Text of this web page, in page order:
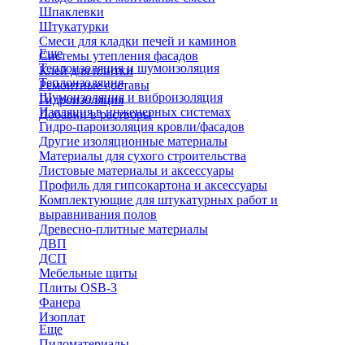
Шпаклевки
Штукатурки
Смеси для кладки печей и каминов
Системы утепления фасадов
Клей для плитки
Ремонтные составы
Гидроизоляция
Добавки в растворы
Еще
Теплоизоляция и шумоизоляция
Теплоизоляция
Шумоизоляция и виброизоляция
Изоляция в инженерных системах
Гидро-пароизоляция кровли/фасадов
Другие изоляционные материалы
Материалы для сухого строительства
Листовые материалы и аксессуары
Профиль для гипсокартона и аксессуары
Комплектующие для штукатурных работ и
выравнивания полов
Древесно-плитные материалы
ДВП
ДСП
Мебельные щиты
Плиты OSB-3
Фанера
Изоплат
Еще